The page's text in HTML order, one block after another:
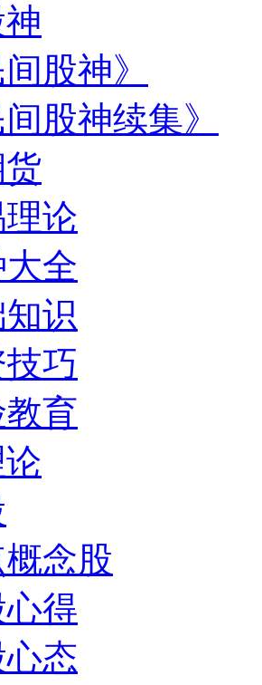
间股神》
间股神续集》
论
全
识
巧
教育
念股
得
态